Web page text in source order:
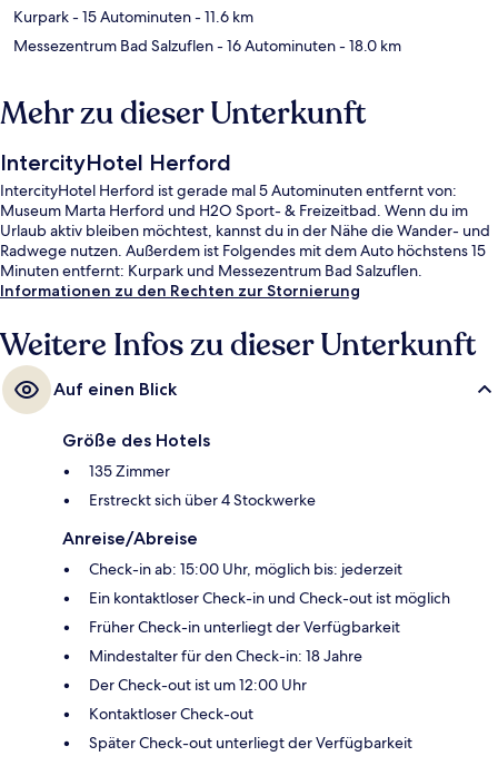
Kurpark- 15 Autominuten- 11.6 km
Messezentrum Bad Salzuflen- 16 Autominuten- 18.0 km
Mehr zu dieser Unterkunft
IntercityHotel Herford
IntercityHotel Herford ist gerade mal 5 Autominuten entfernt von:
Museum Marta Herford und H2O Sport- & Freizeitbad. Wenn du im
Urlaub aktiv bleiben möchtest, kannst du in der Nähe die Wander- und
Radwege nutzen. Außerdem ist Folgendes mit dem Auto höchstens 15
Minuten entfernt: Kurpark und Messezentrum Bad Salzuflen.
Informationen zu den Rechten zur Stornierung
Weitere Infos zu dieser Unterkunft
Auf einen Blick
Größe des Hotels
135 Zimmer
Erstreckt sich über 4 Stockwerke
Anreise/Abreise
Check-in ab: 15:00 Uhr, möglich bis: jederzeit
Ein kontaktloser Check-in und Check-out ist möglich
Früher Check-in unterliegt der Verfügbarkeit
Mindestalter für den Check-in: 18 Jahre
Der Check-out ist um 12:00 Uhr
Kontaktloser Check-out
Später Check-out unterliegt der Verfügbarkeit